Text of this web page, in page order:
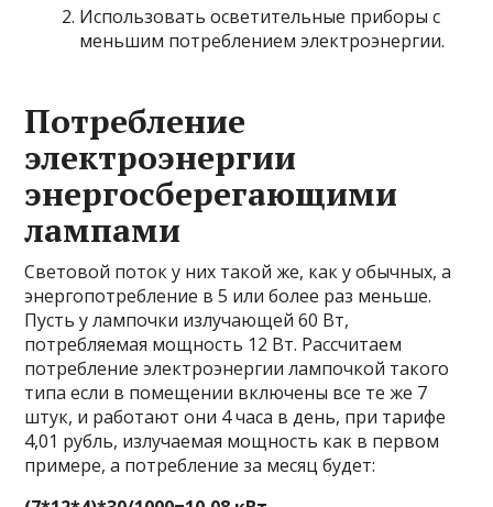
Использовать осветительные приборы с
меньшим потреблением электроэнергии.
Потребление
электроэнергии
энергосберегающими
лампами
Световой поток у них такой же, как у обычных, а
энергопотребление в 5 или более раз меньше.
Пусть у лампочки излучающей 60 Вт,
потребляемая мощность 12 Вт. Рассчитаем
потребление электроэнергии лампочкой такого
типа если в помещении включены все те же 7
штук, и работают они 4 часа в день, при тарифе
4,01 рубль, излучаемая мощность как в первом
примере, а потребление за месяц будет: